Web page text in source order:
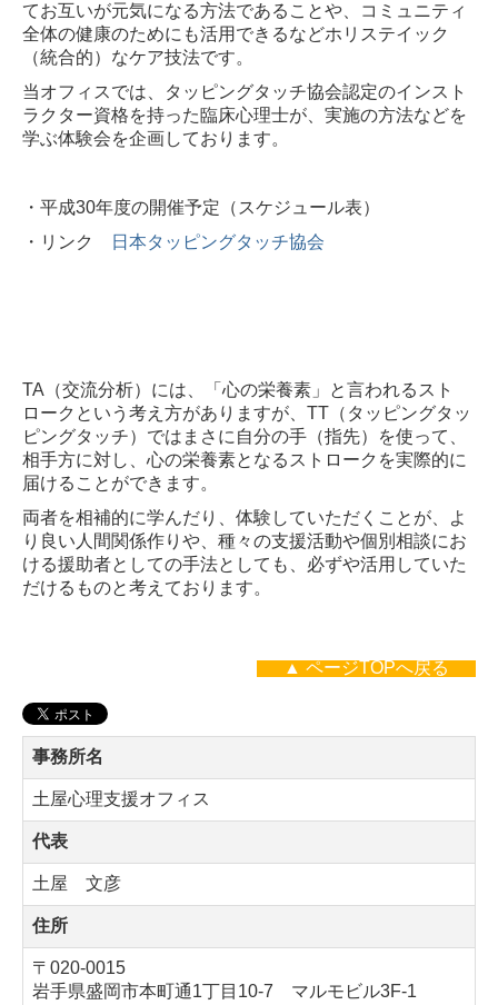
事務所名
土屋心理支援オフィス
代表
土屋 文彦
住所
〒020-0015
岩手県盛岡市本町通1丁目10-7 マルモビル3F-1
てお互いが元気になる方法であることや、コミュニティ
全体の健康のためにも活用できるなどホリステイック
（統合的）なケア技法です。
当オフィスでは、タッピングタッチ協会認定のインスト
ラクター資格を持った臨床心理士が、実施の方法などを
学ぶ体験会を企画しております。
・平成30年度の開催予定（スケジュール表）
・リンク
日本タッピングタッチ協会
TA（交流分析） には、「心の栄養素」と言われるスト
ロークという考え方がありますが、 TT（タッピングタッ
ピングタッチ） ではまさに自分の手（指先）を使って、
相手方に対し、心の栄養素となるストロークを実際的に
届けることができます。
両者を相補的に学んだり、体験していただくことが、よ
り良い人間関係作りや、種々の支援活動や個別相談にお
ける援助者としての手法としても、必ずや活用していた
だけるものと考えております。
▲ ページTOPへ戻る